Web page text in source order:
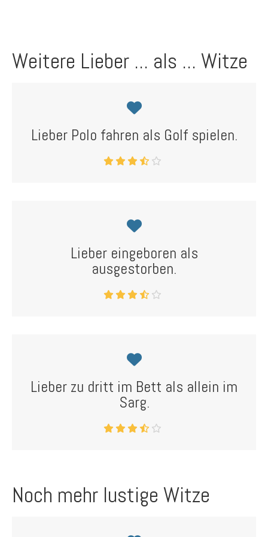
Weitere Lieber ... als ... Witze
Lieber Polo fahren als Golf spielen.
Lieber eingeboren als
ausgestorben.
Lieber zu dritt im Bett als allein im
Sarg.
Noch mehr lustige Witze